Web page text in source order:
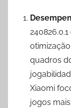
240826.0.1
quadros
Xiaomi
jogos